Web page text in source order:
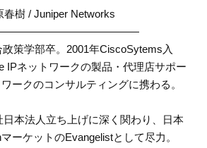
春樹 / Juniper Networks
策学部卒。2001年CiscoSytems入
IPネットワークの製品・代理店サポー
ークのコンサルティングに携わる。
本法人立ち上げに深く関わり、日本
ーケットのEvangelistとして尽力。